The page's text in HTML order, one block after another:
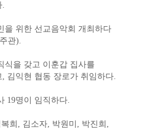
.
을 위한 선교음악회 개최하다
관).
식을 갖고 이훈갑 집사를
, 김익현 협동 장로가 취임하다.
19명이 임직하다.
희, 김소자, 박원미, 박진희,